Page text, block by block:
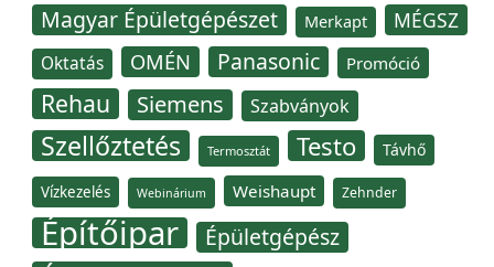
Magyar Épületgépészet Merkapt MÉGSZ
Oktatás OMÉN Panasonic Promóció
Rehau Siemens Szabványok
Szellőztetés Termosztát Testo Távhő
Vízkezelés Webinárium Weishaupt Zehnder
Építőipar Épületgépész